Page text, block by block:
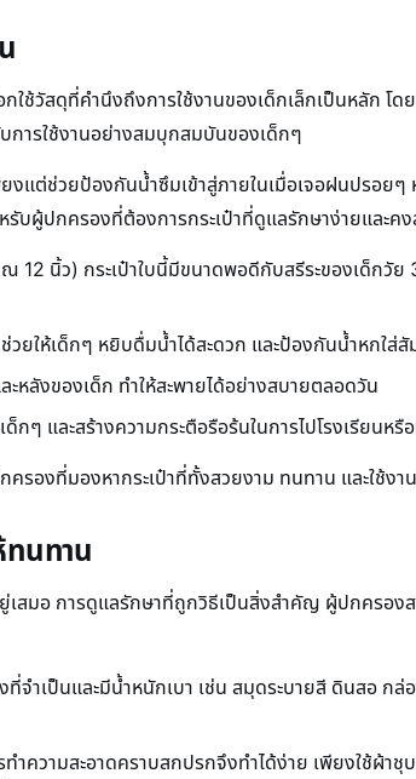
ใช้วัสดุที่คำนึงถึงการใช้งานของเด็กเล็กเป็นหลัก
การใช้งานอย่างสมบุกสมบันของเด็กๆ
แต่ช่วยป้องกันน้ำซึมเข้าสู่ภายในเมื่อเจอฝนปรอยๆ
ผู้ปกครองที่ต้องการกระเป๋าที่ดูแลรักษาง่ายและค
นิ้ว) กระเป๋าใบนี้มีขนาดพอดีกับสรีระของเด็กวัย
ยให้เด็กๆ หยิบดื่มน้ำได้สะดวก และป้องกันน้ำหกใส่สั
หลังของเด็ก ทำให้สะพายได้อย่างสบายตลอดวัน
ๆ และสร้างความกระตือรือร้นในการไปโรงเรียนห
องที่มองหากระเป๋าที่ทั้งสวยงาม ทนทาน และใช้งา
ทนทาน
เสมอ การดูแลรักษาที่ถูกวิธีเป็นสิ่งสำคัญ ผู้ปกครอ
จำเป็นและมีน้ำหนักเบา เช่น สมุดระบายสี ดินสอ กล่
ความสะอาดคราบสกปรกจึงทำได้ง่าย เพียงใช้ผ้าชุ